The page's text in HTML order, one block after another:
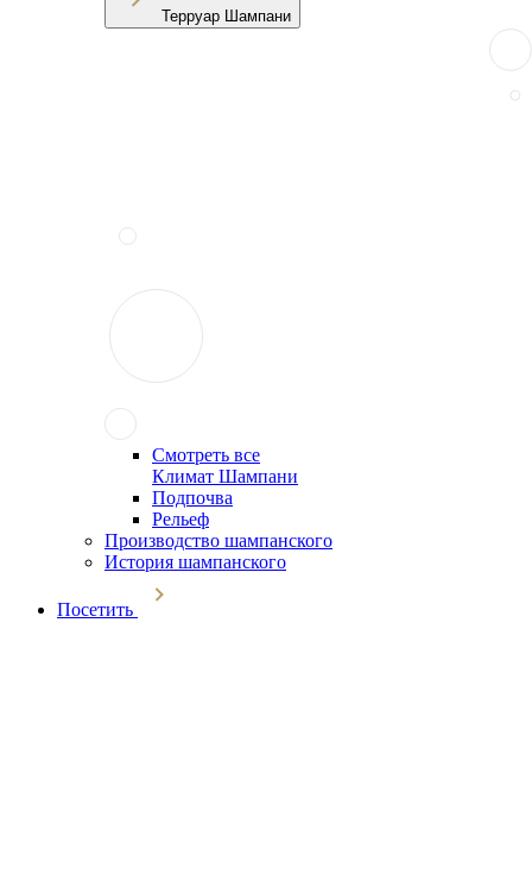
Терруар Шампани
Смотреть все
Климат Шампани
Подпочва
Рельеф
Производство шампанского
История шампанского
Посетить